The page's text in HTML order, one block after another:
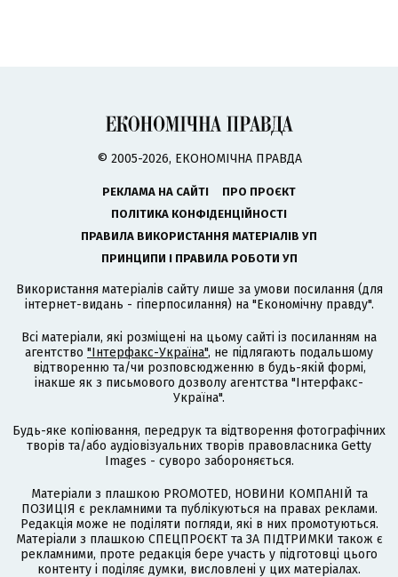
© 2005-2026, ЕКОНОМІЧНА ПРАВДА
РЕКЛАМА НА САЙТІ
ПРО ПРОЄКТ
ПОЛІТИКА КОНФІДЕНЦІЙНОСТІ
ПРАВИЛА ВИКОРИСТАННЯ МАТЕРІАЛІВ УП
ПРИНЦИПИ І ПРАВИЛА РОБОТИ УП
Використання матеріалів сайту лише за умови посилання (для
інтернет-видань - гіперпосилання) на "Економічну правду".
Всі матеріали, які розміщені на цьому сайті із посиланням на
агентство "Інтерфакс-Україна", не підлягають подальшому
відтворенню та/чи розповсюдженню в будь-якій формі,
інакше як з письмового дозволу агентства "Інтерфакс-
Україна".
Будь-яке копіювання, передрук та відтворення фотографічних
творів та/або аудіовізуальних творів правовласника Getty
Images - суворо забороняється.
Матеріали з плашкою PROMOTED, НОВИНИ КОМПАНІЙ та
ПОЗИЦІЯ є рекламними та публікуються на правах реклами.
Редакція може не поділяти погляди, які в них промотуються.
Матеріали з плашкою СПЕЦПРОЄКТ та ЗА ПІДТРИМКИ також є
рекламними, проте редакція бере участь у підготовці цього
контенту і поділяє думки, висловлені у цих матеріалах.